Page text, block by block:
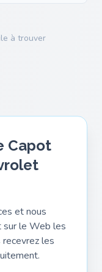
à trouver
Capot
et nous
sur le Web les
les